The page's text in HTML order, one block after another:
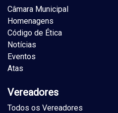
Câmara Municipal
Homenagens
Código de Ética
Notícias
Eventos
Atas
Vereadores
Todos os Vereadores